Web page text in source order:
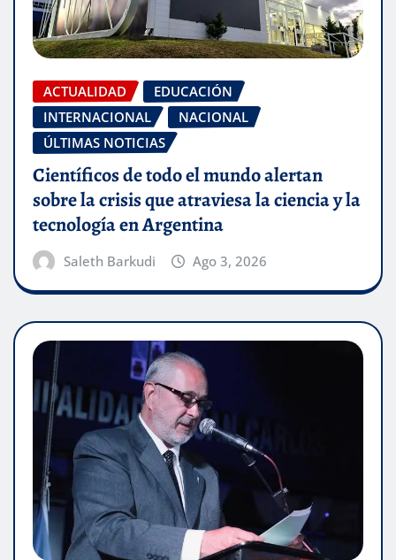
ACTUALIDAD
EDUCACIÓN
INTERNACIONAL
NACIONAL
ÚLTIMAS NOTICIAS
Científicos de todo el mundo alertan
sobre la crisis que atraviesa la ciencia y la
tecnología en Argentina
Saleth Barkudi Ago 3, 2026